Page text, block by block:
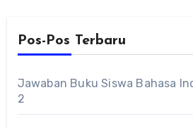
Pos-Pos Terbaru
Jawaban Buku Siswa Bahasa
2